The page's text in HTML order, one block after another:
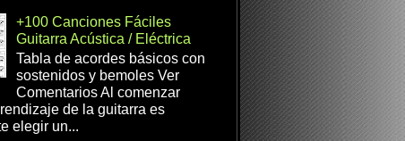
+100 Canciones Fáciles
Guitarra Acústica / Eléctrica
Tabla de acordes básicos con
sostenidos y bemoles Ver
Comentarios Al comenzar
de la guitarra es
elegir un...